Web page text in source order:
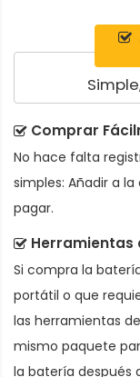
Comprar
No hace falta
simples: Añadir a
pagar.
Si compra la
portátil o que
las herramientas
mismo paquete
la batería después